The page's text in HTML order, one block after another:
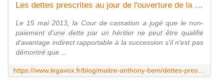
Les dettes prescrites au jour de l'ouverture de la succession ne sont pas rapportables
Le 15 mai 2013, la Cour de cassation a jugé que le non-
paiement d'une dette par un héritier ne peut être qualifié
d'avantage indirect rapportable à la succession s'il n'est pas
démontré que ...